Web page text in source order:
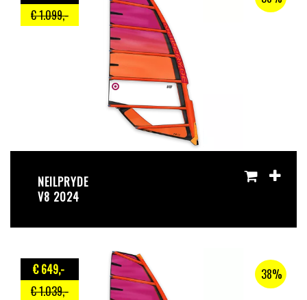
€ 1.099,-
NEILPRYDE
V8 2024
€ 649,-
€ 1.039,-
38%